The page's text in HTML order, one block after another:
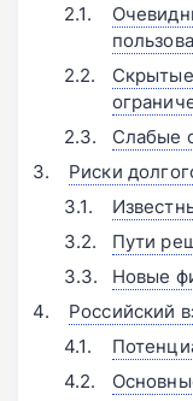
Слабые
Риски
Пути
Новые
Российский